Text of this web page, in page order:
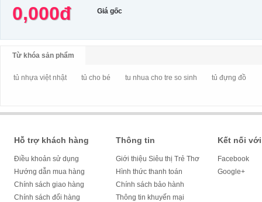
0,000đ Giá gốc
Từ khóa sản phẩm
tủ nhựa việt nhật tủ cho bé tu nhua cho tre so sinh tủ đựng đồ
Hỗ trợ khách hàng
Điều khoản sử dụng
Hướng dẫn mua hàng
Chính sách giao hàng
Chính sách đổi hàng
Thông tin
Giới thiệu Siêu thị Trẻ Thơ
Hình thức thanh toán
Chính sách bảo hành
Thông tin khuyến mại
Kết nối
Facebook
Google+